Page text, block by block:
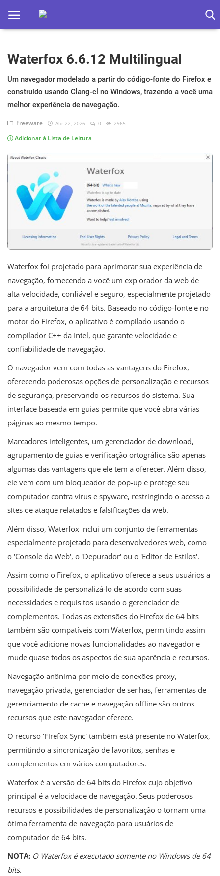
Home
Apps
Ebooks
Games
Web
Jogos hoje na TV
Waterfox 6.6.12 Multilingual
Um navegador modelado a partir do código-fonte do Firefox e
construído usando Clang-cl no Windows, trazendo a você uma
melhor experiência de navegação.
Freeware Abr 22, 2026 0 2965
Adicionar à Lista de Leitura
Waterfox foi projetado para aprimorar sua experiência de
navegação, fornecendo a você um explorador da web de
alta velocidade, confiável e seguro, especialmente projetado
para a arquitetura de 64 bits. Baseado no código-fonte e no
motor do Firefox, o aplicativo é compilado usando o
compilador C++ da Intel, que garante velocidade e
confiabilidade de navegação.
O navegador vem com todas as vantagens do Firefox,
oferecendo poderosas opções de personalização e recursos
de segurança, preservando os recursos do sistema. Sua
interface baseada em guias permite que você abra várias
páginas ao mesmo tempo.
Marcadores inteligentes, um gerenciador de download,
agrupamento de guias e verificação ortográfica são apenas
algumas das vantagens que ele tem a oferecer. Além disso,
ele vem com um bloqueador de pop-up e protege seu
computador contra vírus e spyware, restringindo o acesso a
sites de ataque relatados e falsificações da web.
Além disso, Waterfox inclui um conjunto de ferramentas
especialmente projetado para desenvolvedores web, como
o 'Console da Web', o 'Depurador' ou o 'Editor de Estilos'.
Assim como o Firefox, o aplicativo oferece a seus usuários a
possibilidade de personalizá-lo de acordo com suas
necessidades e requisitos usando o gerenciador de
complementos. Todas as extensões do Firefox de 64 bits
também são compatíveis com Waterfox, permitindo assim
que você adicione novas funcionalidades ao navegador e
mude quase todos os aspectos de sua aparência e recursos.
Navegação anônima por meio de conexões proxy,
navegação privada, gerenciador de senhas, ferramentas de
gerenciamento de cache e navegação offline são outros
recursos que este navegador oferece.
O recurso 'Firefox Sync' também está presente no Waterfox,
permitindo a sincronização de favoritos, senhas e
complementos em vários computadores.
Waterfox é a versão de 64 bits do Firefox cujo objetivo
principal é a velocidade de navegação. Seus poderosos
recursos e possibilidades de personalização o tornam uma
ótima ferramenta de navegação para usuários de
computador de 64 bits.
NOTA: O Waterfox é executado somente no Windows de 64
bits.